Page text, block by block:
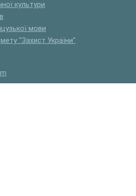
культури
мови
"Захист України"